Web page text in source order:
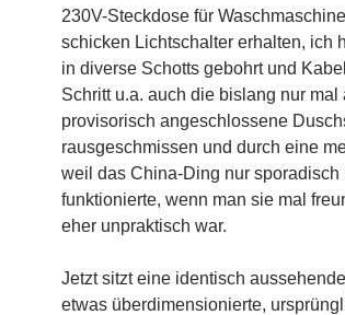
230V-Steckdose für
schicken Lichtschalter erhalten, ich
in diverse Schotts gebohrt und
Schritt u.a. auch die bislang nur
provisorisch angeschlossene
rausgeschmissen und durch eine
weil das China-Ding nur sporadisch
funktionierte, wenn man sie mal
eher unpraktisch war.
Jetzt sitzt eine identisch
etwas überdimensionierte,